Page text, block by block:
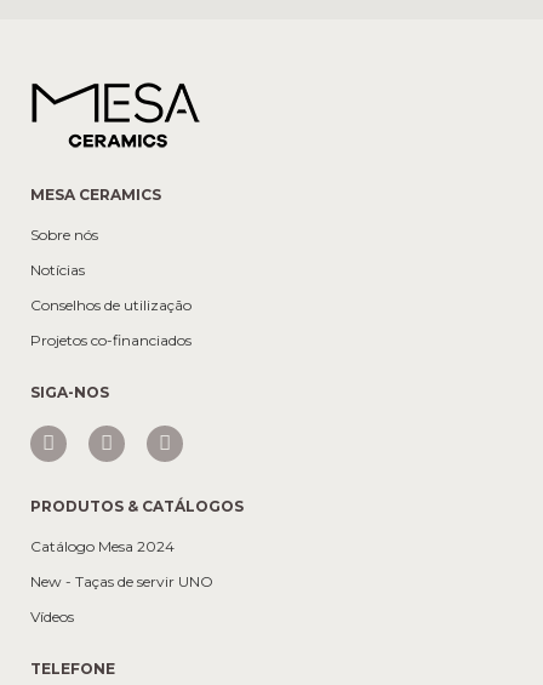
MESA CERAMICS
Sobre nós
Notícias
Conselhos de utilização
Projetos co-financiados
SIGA-NOS
PRODUTOS & CATÁLOGOS
Catálogo Mesa 2024
New - Taças de servir UNO
Vídeos
TELEFONE